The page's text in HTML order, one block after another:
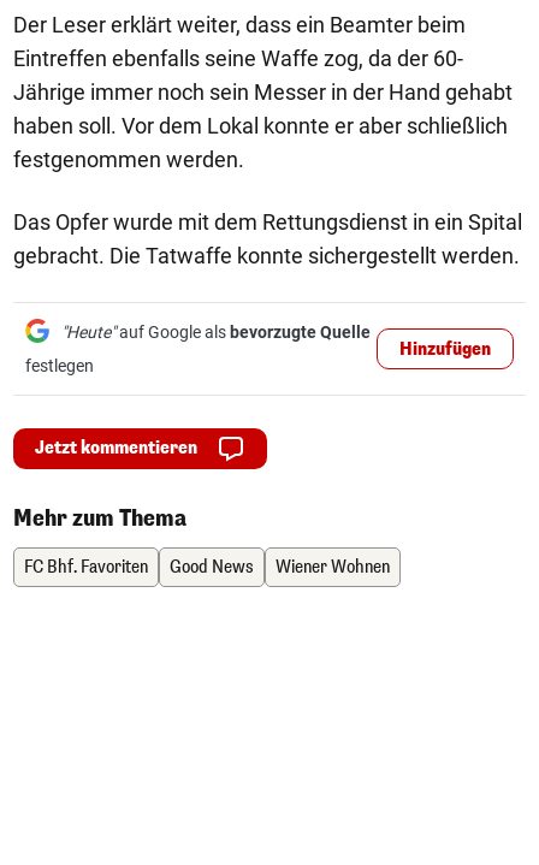
Der Leser erklärt weiter, dass ein Beamter beim
Eintreffen ebenfalls seine Waffe zog, da der 60-
Jährige immer noch sein Messer in der Hand gehabt
haben soll. Vor dem Lokal konnte er aber schließlich
festgenommen werden.
Das Opfer wurde mit dem Rettungsdienst in ein Spital
gebracht. Die Tatwaffe konnte sichergestellt werden.
"Heute"auf Google als bevorzugte Quelle
festlegen
Hinzufügen
Jetzt kommentieren
Mehr zum Thema
FC Bhf. Favoriten Good News Wiener Wohnen